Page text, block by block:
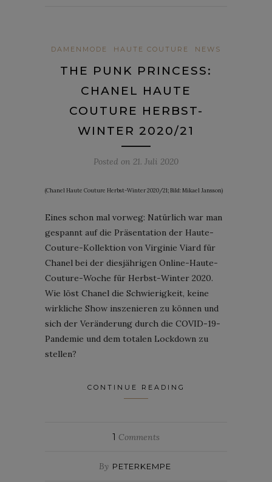
DAMENMODE HAUTE COUTURE NEWS
THE PUNK PRINCESS:
CHANEL HAUTE
COUTURE HERBST-
WINTER 2020/21
Posted on 21. Juli 2020
(Chanel Haute Couture Herbst-Winter 2020/21; Bild: Mikael Jansson)
Eines schon mal vorweg: Natürlich war man
gespannt auf die Präsentation der Haute-
Couture-Kollektion von Virginie Viard für
Chanel bei der diesjährigen Online-Haute-
Couture-Woche für Herbst-Winter 2020.
Wie löst Chanel die Schwierigkeit, keine
wirkliche Show inszenieren zu können und
sich der Veränderung durch die COVID-19-
Pandemie und dem totalen Lockdown zu
stellen?
CONTINUE READING
1 Comments
By PETERKEMPE